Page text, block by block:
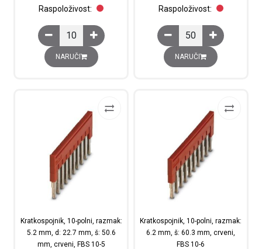
Raspoloživost:
Kratkospojnik, 10-polni, razmak: 11.1 mm, sivi, EB 10-
NARUČI
Raspoloživost:
Kratkospojnik, 10-
NARUČI
Kratkospojnik, 10-polni, razmak:
5.2 mm, d: 22.7 mm, š: 50.6
mm, crveni, FBS 10-5
Kratkospojnik, 10-polni, razmak:
6.2 mm, š: 60.3 mm, crveni,
FBS 10-6